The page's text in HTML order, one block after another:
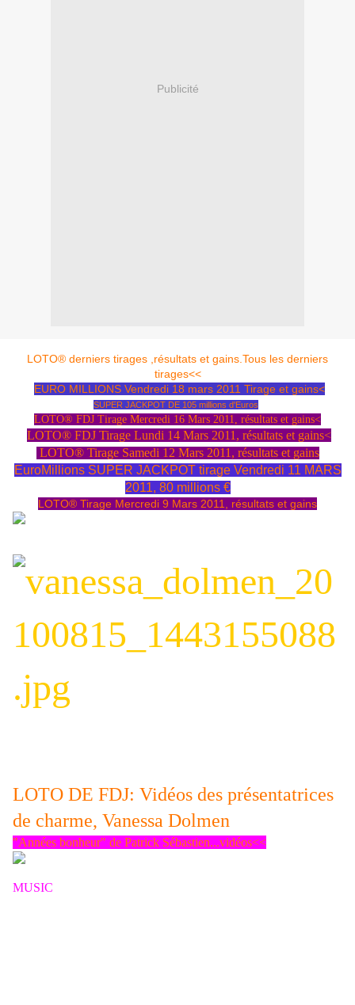
Publicité
LOTO® derniers tirages ,résultats et gains.Tous les derniers
tirages<<
EURO MILLIONS Vendredi 18 mars 2011 Tirage et gains<
SUPER JACKPOT DE 105 millions d'Euros
LOTO® FDJ Tirage Mercredi 16 Mars 2011, résultats et gains<
LOTO® FDJ Tirage Lundi 14 Mars 2011, résultats et gains<
LOTO® Tirage Samedi 12 Mars 2011, résultats et gains
EuroMillions SUPER JACKPOT tirage Vendredi 11 MARS
2011, 80 millions €
LOTO® Tirage Mercredi 9 Mars 2011, résultats et gains
LOTO DE FDJ: Vidéos des présentatrices
de charme, Vanessa Dolmen
"Années bonheur" de Patrick Sébastien...vidéos<<
MUSIC